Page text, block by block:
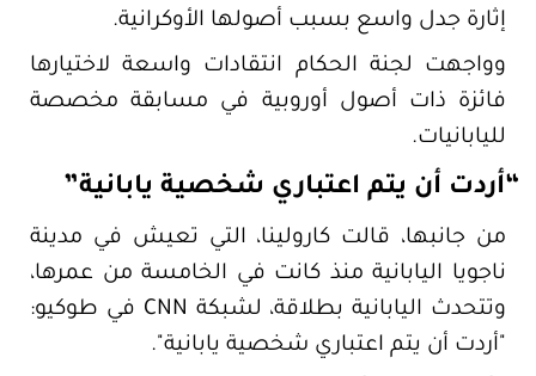
إثارة جدل واسع بسبب أصولها الأوكرانية.
وواجهت لجنة الحكام انتقادات واسعة لاختيارها
فائزة ذات أصول أوروبية في مسابقة مخصصة
لليابانيات.
“أردت أن يتم اعتباري شخصية يابانية”
من جانبها، قالت كارولينا، التي تعيش في مدينة
ناجويا اليابانية منذ كانت في الخامسة من عمرها،
وتتحدث اليابانية بطلاقة، لشبكة CNN في طوكيو:
"أردت أن يتم اعتباري شخصية يابانية".